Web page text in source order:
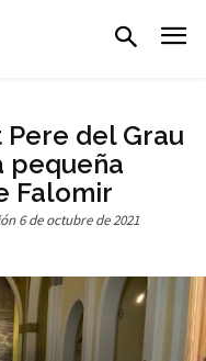
del Grau
pequeña
Falomir
6 de octubre de 2021